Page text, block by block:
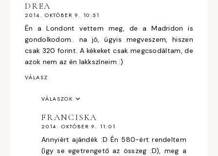
DREA
2014. OKTÓBER 9. 10:51
Én a Londont vettem meg, de a Madridon is
gondolkodom.. na jó, úgyis megveszem, hiszen
csak 320 forint. A kékeket csak megcsodáltam, de
azok nem az én lakkszíneim :)
VÁLASZ
VÁLASZOK
FRANCISKA
2014. OKTÓBER 9. 11:01
Annyiért ajándék :D Én 580-ért rendeltem
(így se egetrengető az összeg :D), meg a